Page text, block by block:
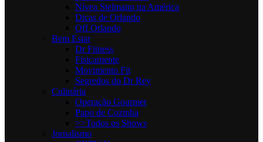
Nívea Stelmann na América
Dicas de Orlando
Off Orlando
Bem Estar
Dr Fitness
Fisicamente
Movimento Fit
Segredos do Dr Rey
Culinária
Operação Gourmet
Papo de Cozinha
>>Todos os Shows
Jornalismo